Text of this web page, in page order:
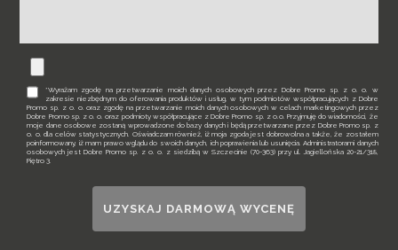
*Wyrażam zgodę na przetwarzanie moich danych osobowych przez Dobre Promo sp. z o. o. w
zakresie niezbędnym do oferowania produktów i usług, w tym podmiotów współpracujących z Dobre
Promo sp. z o. o. oraz zgodę na przetwarzanie moich danych osobowych w celach marketingowych przez
Dobre Promo sp. z o. o. oraz podmioty współpracujące z Dobre Promo sp. z o.o. Przyjmuję do wiadomości, że
moje dane osobowe zostaną wprowadzone do bazy danych i będą przetwarzane przez Dobre Promo sp. z
o. o. dla celów statystycznych. Oświadczam również, iż moja zgoda jest dobrowolna a także, że zostałem
poinformowany, iż mam prawo wglądu do swoich danych, ich poprawienia lub usunięcia. Administratorami danych
osobowych jest Dobre Promo sp. z o. o. z siedzibą w Szczecinie (70-363) przy ul. Jagiellońska 20-21/318,
Piętro 3.